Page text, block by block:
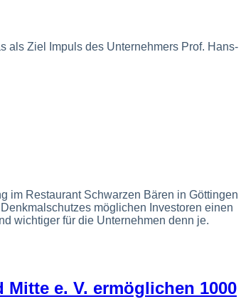
als Ziel Impuls des Unternehmers Prof. Hans-
im Restaurant Schwarzen Bären in Göttingen
möglichen Investoren einen
wichtiger für die Unternehmen denn je.
e. V. ermöglichen 1000